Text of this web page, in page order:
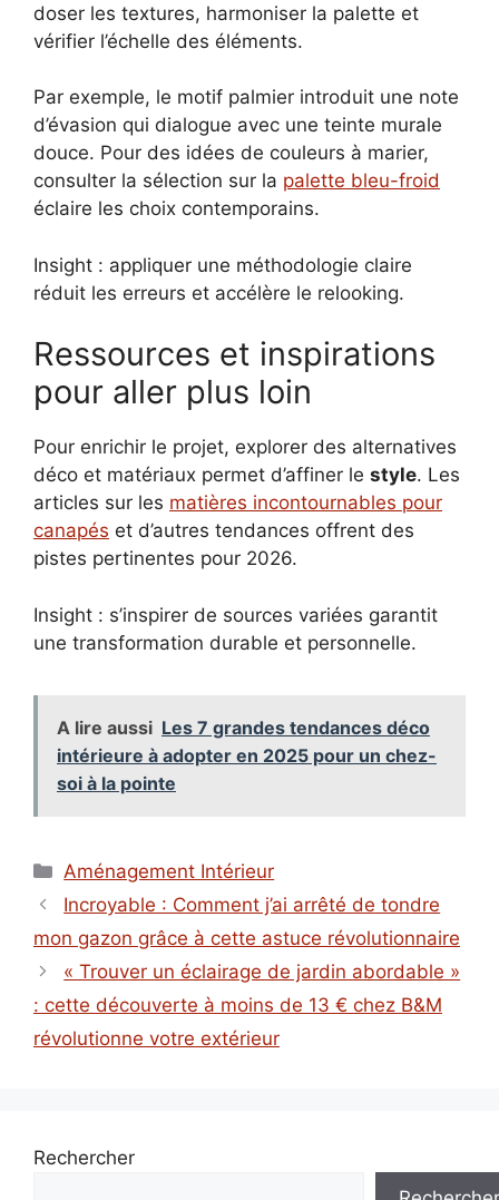
doser les textures, harmoniser la palette et
vérifier l’échelle des éléments.
Par exemple, le motif palmier introduit une note
d’évasion qui dialogue avec une teinte murale
douce. Pour des idées de couleurs à marier,
consulter la sélection sur la palette bleu-froid
éclaire les choix contemporains.
Insight : appliquer une méthodologie claire
réduit les erreurs et accélère le relooking.
Ressources et inspirations
pour aller plus loin
Pour enrichir le projet, explorer des alternatives
déco et matériaux permet d’affiner le style. Les
articles sur les matières incontournables pour
canapés et d’autres tendances offrent des
pistes pertinentes pour 2026.
Insight : s’inspirer de sources variées garantit
une transformation durable et personnelle.
A lire aussi Les 7 grandes tendances déco
intérieure à adopter en 2025 pour un chez-
soi à la pointe
Catégories
Aménagement Intérieur
Incroyable : Comment j’ai arrêté de tondre
mon gazon grâce à cette astuce révolutionnaire
« Trouver un éclairage de jardin abordable »
: cette découverte à moins de 13 € chez B&M
révolutionne votre extérieur
Rechercher